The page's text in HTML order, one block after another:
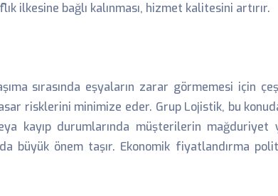
ilkesine bağlı kalınması, hizmet kalitesini artırır.
sırasında eşyaların zarar görmemesi için
risklerini minimize eder. Grup Lojistik, bu
kayıp durumlarında müşterilerin
büyük önem taşır. Ekonomik fiyatlandırma